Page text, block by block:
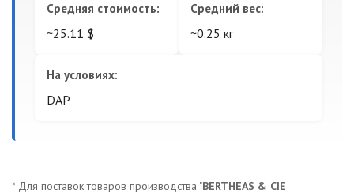
Средняя стоимость:
~25.11 $
Средний вес:
~0.25 кг
На условиях:
DAP
* Для поставок товаров производства "BERTHEAS & CIE